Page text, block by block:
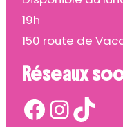
19h
150 route de
Réseaux
Facebook InstagramTikTok